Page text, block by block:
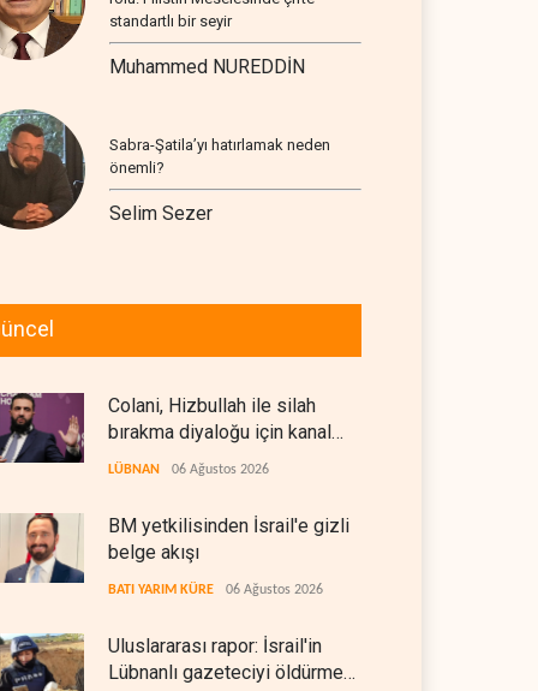
standartlı bir seyir
Muhammed NUREDDİN
Sabra-Şatila’yı hatırlamak neden
önemli?
Selim Sezer
Colani, Hizbullah ile silah
bırakma diyaloğu için kanal
arıyor
LÜBNAN 06 Ağustos 2026
BM yetkilisinden İsrail'e gizli
belge akışı
BATI YARIM KÜRE 06 Ağustos 2026
Uluslararası rapor: İsrail'in
Lübnanlı gazeteciyi öldürmesi